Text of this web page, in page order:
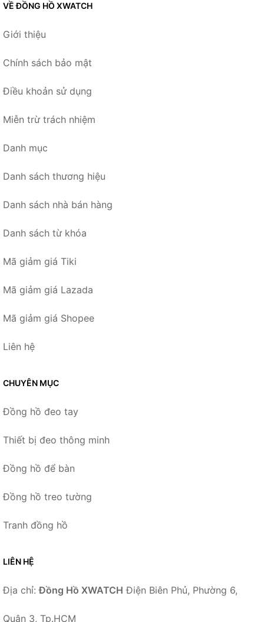
VỀ ĐỒNG HỒ XWATCH
Giới thiệu
Chính sách bảo mật
Điều khoản sử dụng
Miễn trừ trách nhiệm
Danh mục
Danh sách thương hiệu
Danh sách nhà bán hàng
Danh sách từ khóa
Mã giảm giá Tiki
Mã giảm giá Lazada
Mã giảm giá Shopee
Liên hệ
CHUYÊN MỤC
Đồng hồ đeo tay
Thiết bị đeo thông minh
Đồng hồ để bàn
Đồng hồ treo tường
Tranh đồng hồ
LIÊN HỆ
Địa chỉ:Đồng Hồ XWATCH Điện Biên Phủ, Phường 6,
Quận 3, Tp.HCM